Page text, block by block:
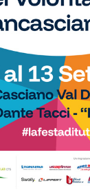
League Cup
di
vincerla ai